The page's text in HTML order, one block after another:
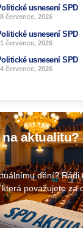
usnesení SPD
července, 2026
usnesení SPD
července, 2026
usnesení SPD
července, 2026
aktualitu?
dění? Rádi
považujete za